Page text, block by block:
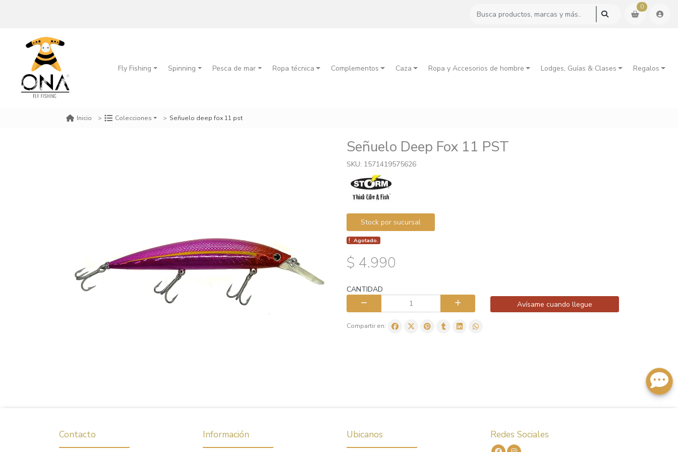
0
Fly Fishing Spinning Pesca de mar Ropa técnica Complementos Caza Ropa y Accesorios de hombre Lodges, Guías & Clases Regalos
Inicio Colecciones Señuelo deep fox 11 pst
Señuelo Deep Fox 11 PST
SKU: 1571419575626
Stock por sucursal
Agotado.
$ 4.990
CANTIDAD
Avísame cuando llegue
Compartir en:
Contacto Información Ubicanos Redes Sociales